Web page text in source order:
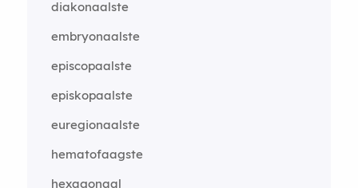
diakonaalste
embryonaalste
episcopaalste
episkopaalste
euregionaalste
hematofaagste
hexagonaal